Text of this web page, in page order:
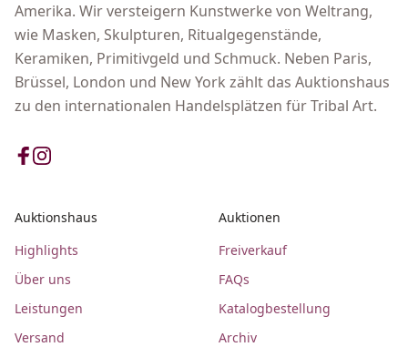
Amerika. Wir versteigern Kunstwerke von Weltrang,
wie Masken, Skulpturen, Ritualgegenstände,
Keramiken, Primitivgeld und Schmuck. Neben Paris,
Brüssel, London und New York zählt das Auktionshaus
zu den internationalen Handelsplätzen für Tribal Art.
Auktionshaus
Highlights
Über uns
Leistungen
Versand
Auktionen
Freiverkauf
FAQs
Katalogbestellung
Archiv